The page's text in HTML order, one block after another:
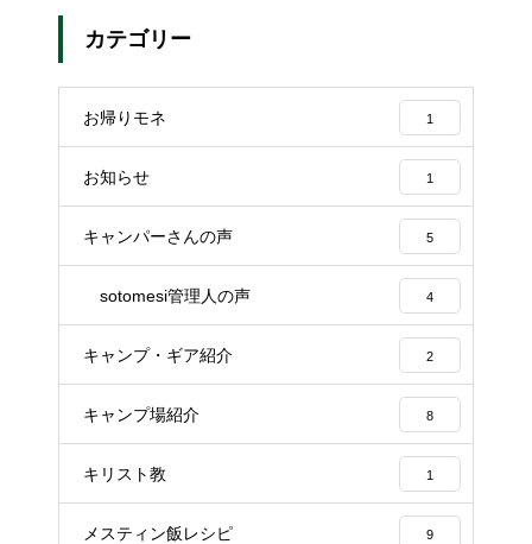
カテゴリー
お帰りモネ 1
お知らせ 1
キャンパーさんの声 5
sotomesi管理人の声 4
キャンプ・ギア紹介 2
キャンプ場紹介 8
キリスト教 1
メスティン飯レシピ 9